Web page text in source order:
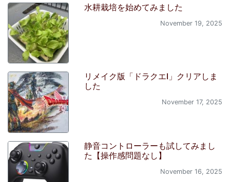
水耕栽培を始めてみました
November 19, 2025
リメイク版「ドラクエI」クリアしま
した
November 17, 2025
静音コントローラーも試してみまし
た【操作感問題なし】
November 16, 2025